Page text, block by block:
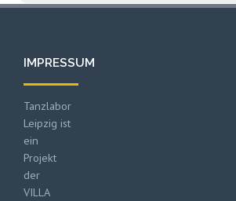
IMPRESSUM
Tanzlabor
Leipzig ist
ein
Projekt
der
VILLA